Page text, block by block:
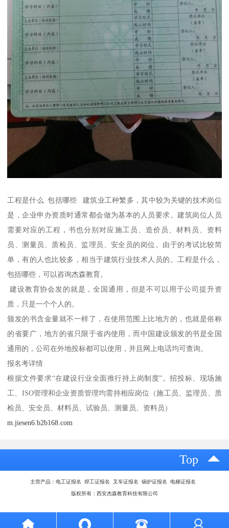
工程是什么 包括哪些 建筑业工种繁多，其中较为关键的技术岗位
是，企业申办资质时通常都会做为基本的人员要求。建筑岗位人员
需要对应的工程，书也分别对应施工员、造价员、材料员、资料
员、测量员、质检员、监理员、安全员的岗位。由于的考试比较简
单，有的人也比较多，相当于建筑行业技术人员的。工程是什么，
包括哪些，可以咨询杰森教育。
建设教育协会发的就是，全国通用，但是不可以用于公司提升资
质，只是一个个人的。
颁发的书含金量就不一样了，在使用范围上比地方的，也就是俗称
的省要广，地方的省只限于省内使用，而中国建设颁发的书是全国
通用的，公司在外地投标都可以使用，并且网上电话均可查询。
报名考详情
根据文件要求“在建设行业全面推行持上岗制度”。招投标、现场施
工、ISO管理和企业资质管理均需持相应岗位（施工员、监理员、质
检员、安全员、材料员、试验员、测量员、资料员）
m.jiesen6.b2b168.com
Top
主营产品：电工证报名 焊工证报名 叉车证报名 锅炉证报名 电梯证报名
版权所有：西安杰森教育科技有限公司